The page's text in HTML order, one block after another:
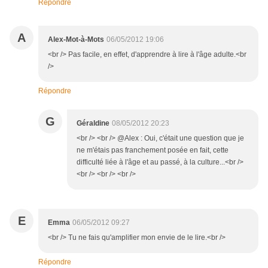
Répondre
A Alex-Mot-à-Mots 06/05/2012 19:06
<br /> Pas facile, en effet, d'apprendre à lire à l'âge adulte.<br
/>
Répondre
G Géraldine 08/05/2012 20:23
<br /> <br /> @Alex : Oui, c'était une question que je
ne m'étais pas franchement posée en fait, cette
difficulté liée à l'âge et au passé, à la culture...<br />
<br /> <br /> <br />
E Emma 06/05/2012 09:27
<br /> Tu ne fais qu'amplifier mon envie de le lire.<br />
Répondre